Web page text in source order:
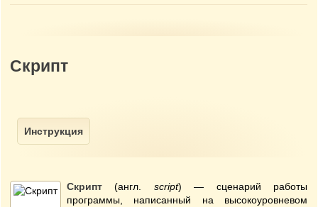
Скрипт
Скрипт (англ. script) — сценарий работы
программы, написанный на высокоуровневом